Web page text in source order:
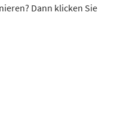
Dann klicken Sie